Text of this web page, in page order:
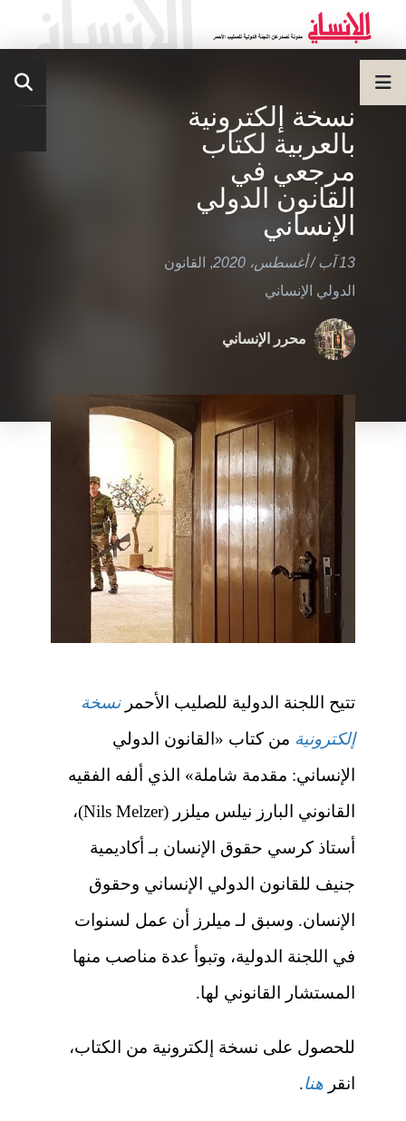
نسخة إلكترونية
بالعربية لكتاب
مرجعي في
القانون الدولي
الإنساني
13 آب / أغسطس، 2020 , القانون
الدولي الإنساني
محرر الإنساني
تتيح اللجنة الدولية للصليب الأحمرنسخة
إلكترونية من كتاب «القانون الدولي
الإنساني: مقدمة شاملة» الذي ألفه الفقيه
القانوني البارز نيلس ميلزر (Nils Melzer)،
أستاذ كرسي حقوق الإنسان بـ أكاديمية
جنيف للقانون الدولي الإنساني وحقوق
الإنسان. وسبق لـ ميلرز أن عمل لسنوات
في اللجنة الدولية، وتبوأ عدة مناصب منها
المستشار القانوني لها.
للحصول على نسخة إلكترونية من الكتاب،
انقر هنا.